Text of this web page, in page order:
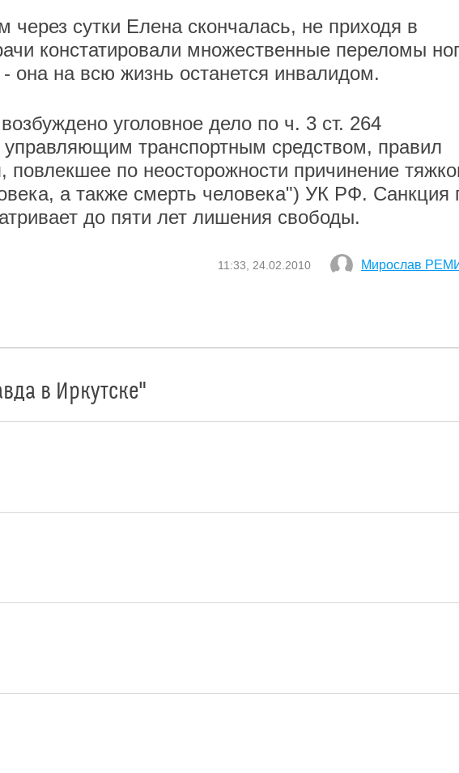
через сутки Елена скончалась, не приходя в
констатировали множественные переломы
- она на всю жизнь останется инвалидом.
уголовное дело по ч. 3 ст. 264
транспортным средством, правил
повлекшее по неосторожности причинение
а также смерть человека") УК РФ. Санкция
до пяти лет лишения свободы.
11:33, 24.02.2010 Мирослав
в Иркутске"